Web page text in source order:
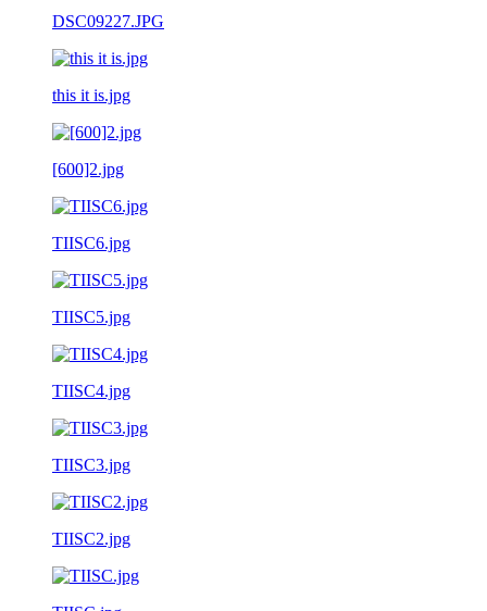
DSC09227.JPG
this it is.jpg
[600]2.jpg
TIISC6.jpg
TIISC5.jpg
TIISC4.jpg
TIISC3.jpg
TIISC2.jpg